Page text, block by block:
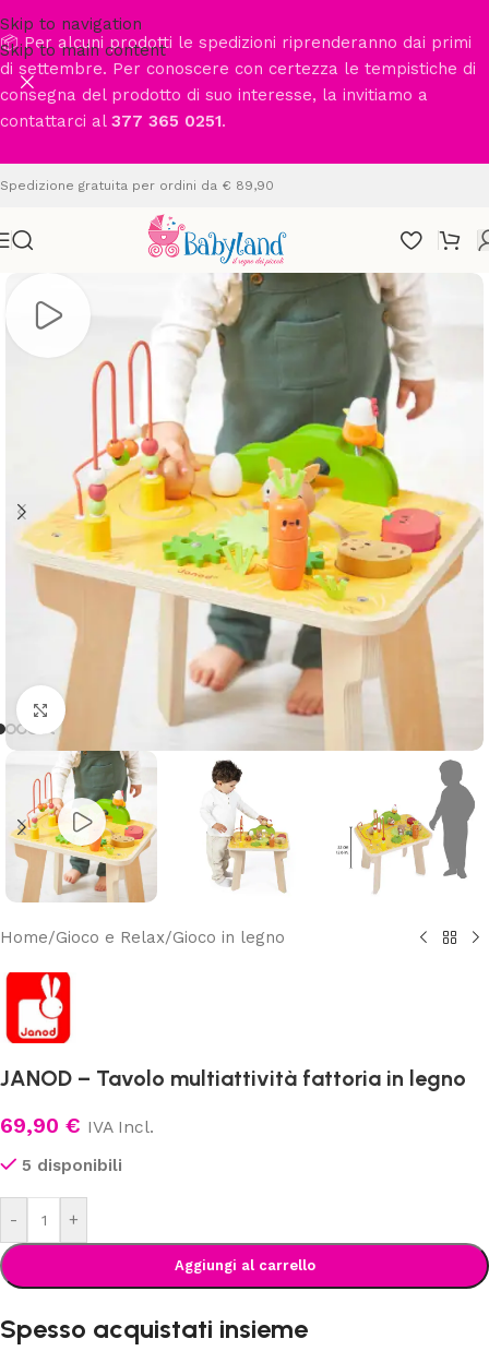
Skip to navigation
Skip to main content
📦 Per alcuni prodotti le spedizioni riprenderanno dai primi
di settembre. Per conoscere con certezza le tempistiche di
consegna del prodotto di suo interesse, la invitiamo a
contattarci al 377 365 0251.
Spedizione gratuita per ordini da € 89,90
Clicca per ingrandire
Home/Gioco e Relax/Gioco in legno
JANOD – Tavolo multiattività fattoria in legno
69,90 € IVA Incl.
5 disponibili
- +
Aggiungi al carrello
Spesso acquistati insieme